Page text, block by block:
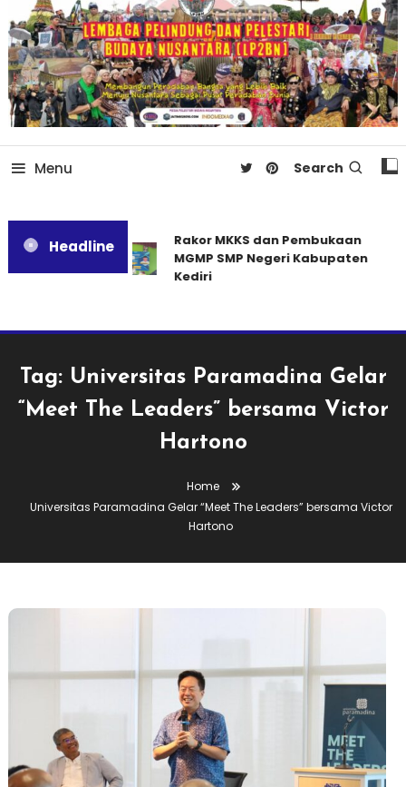
Menu Search
Headline
Rakor MKKS dan Pembukaan
MGMP SMP Negeri Kabupaten
Kediri
Tag: Universitas Paramadina Gelar
“Meet The Leaders” bersama Victor
Hartono
Home
Universitas Paramadina Gelar “Meet The Leaders” bersama Victor
Hartono